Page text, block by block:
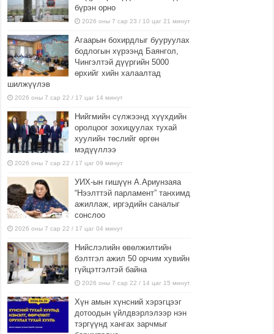
бүрэн орно
2026 оны 7 сар 23 / 10 цаг 21 минут
Агаарын бохирдлыг бууруулах
бодлогын хүрээнд Баянгол,
Чингэлтэй дүүргийн 5000
өрхийг хийн халаалтад
шилжүүлэв
2026 оны 7 сар 22 / 17 цаг 14 минут
Нийгмийн сүлжээнд хүүхдийн
оролцоог зохицуулах тухай
хуулийн төслийг өргөн
мэдүүллээ
2026 оны 7 сар 22 / 17 цаг 09 минут
УИХ-ын гишүүн А.Ариунзаяа
“Нээлттэй парламент” танхимд
ажиллаж, иргэдийн саналыг
сонслоо
2026 оны 7 сар 22 / 17 цаг 04 минут
Нийслэлийн өвөлжилтийн
бэлтгэл ажил 50 орчим хувийн
гүйцэтгэлтэй байна
2026 оны 7 сар 22 / 14 цаг 15 минут
Хүн амын хүнсний хэрэгцээг
дотоодын үйлдвэрлэлээр нэн
тэргүүнд хангах зарчмыг